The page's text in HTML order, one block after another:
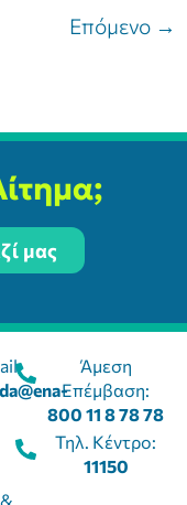
Επόμενο →
μας
Άμεση
Επέμβαση:
800 11 8 78 78
Τηλ. Κέντρο:
11150